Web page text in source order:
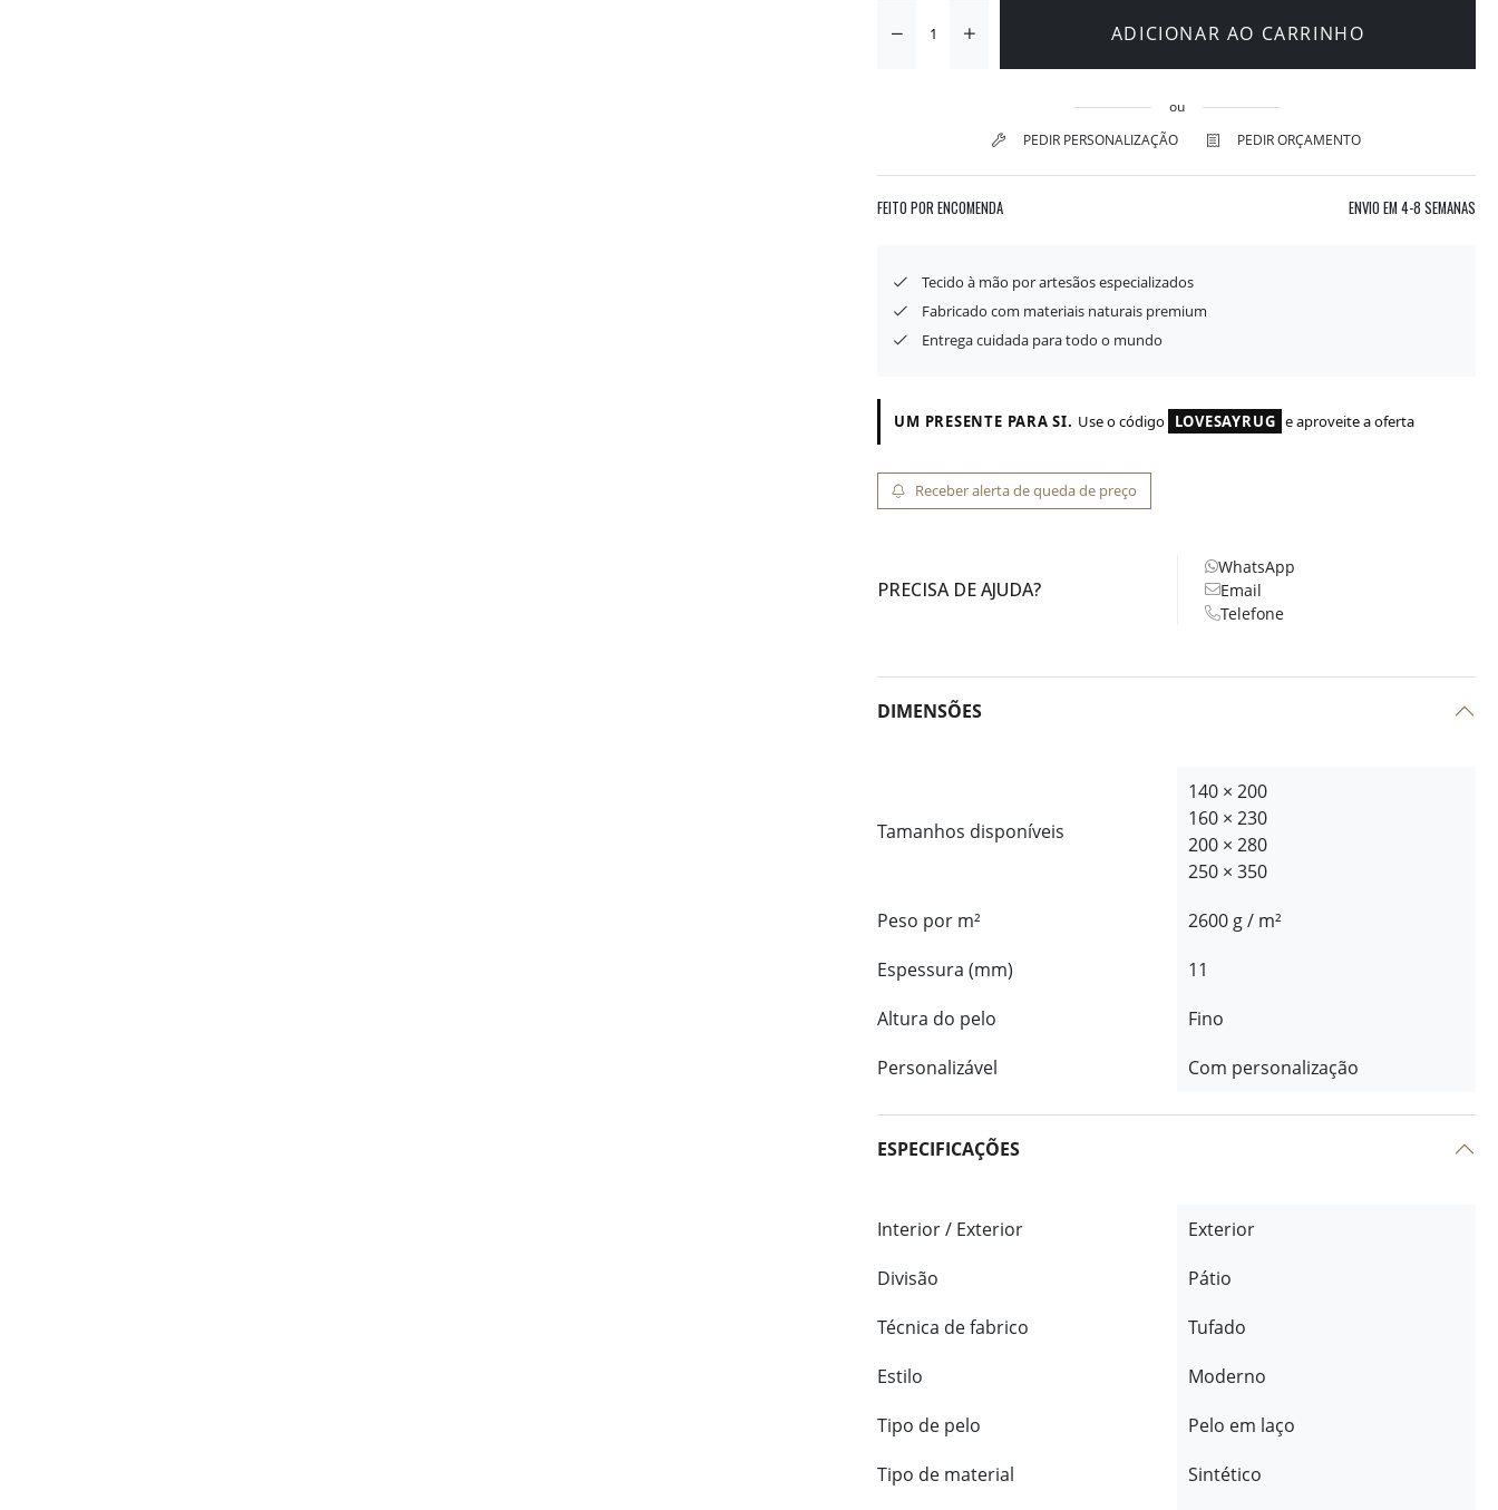
ADICIONAR AO CARRINHO
ou
PEDIR PERSONALIZAÇÃO
PEDIR ORÇAMENTO
FEITO POR ENCOMENDA ENVIO EM 4-8 SEMANAS
Tecido à mão por artesãos especializados
Fabricado com materiais naturais premium
Entrega cuidada para todo o mundo
UM PRESENTE PARA SI. Use o código LOVESAYRUG e aproveite a oferta
Receber alerta de queda de preço
PRECISA DE AJUDA?
WhatsApp
Email
Telefone
DIMENSÕES
Tamanhos disponíveis
140 × 200
160 × 230
200 × 280
250 × 350
Peso por m²
2600 g / m²
Espessura (mm)
11
Altura do pelo
Fino
Personalizável
Com personalização
ESPECIFICAÇÕES
Interior / Exterior
Exterior
Divisão
Pátio
Técnica de fabrico
Tufado
Estilo
Moderno
Tipo de pelo
Pelo em laço
Tipo de material
Sintético